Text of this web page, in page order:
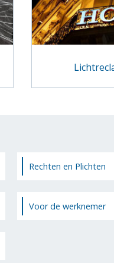
Rechten en Plichten
Voor de werknemer